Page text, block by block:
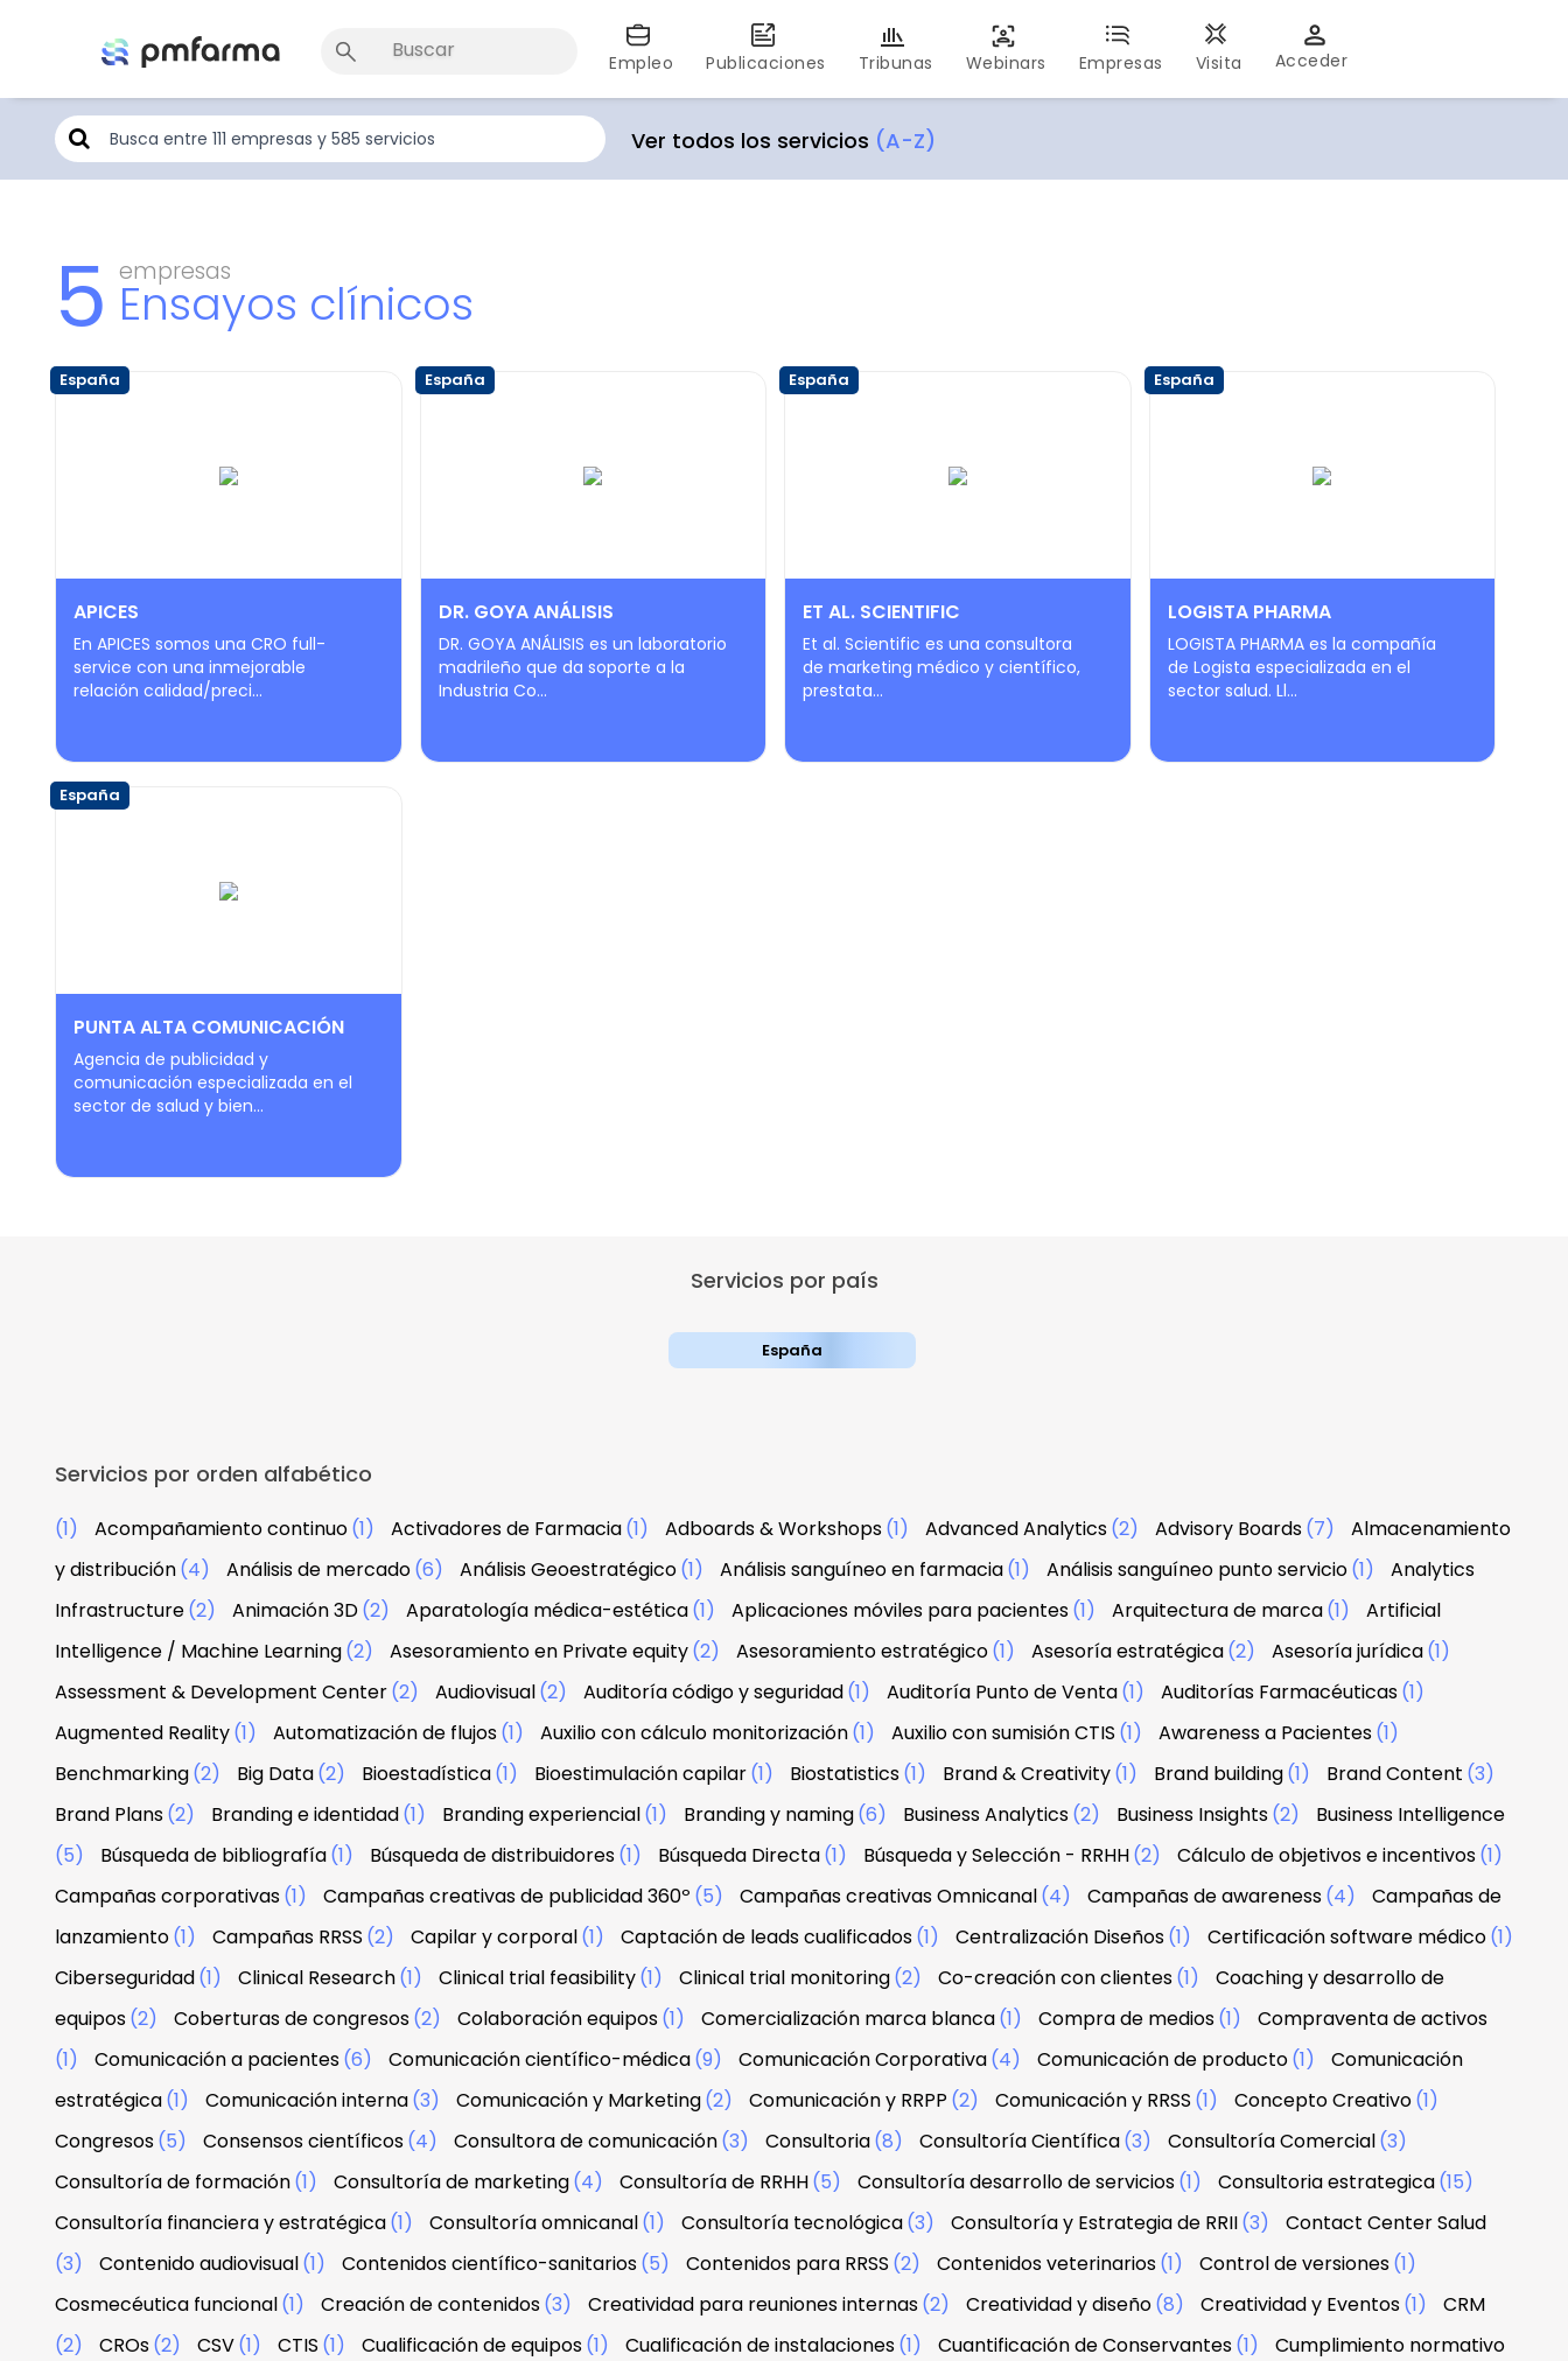
Empleo Publicaciones Tribunas Webinars Empresas Visita Acceder
Ver todos los servicios (A-Z)
5 empresas
Ensayos clínicos
España
APICES
En APICES somos una CRO full-
service con una inmejorable
relación calidad/preci...
España
DR. GOYA ANÁLISIS
DR. GOYA ANÁLISIS es un laboratorio
madrileño que da soporte a la
Industria Co...
España
ET AL. SCIENTIFIC
Et al. Scientific es una consultora
de marketing médico y científico,
prestata...
España
LOGISTA PHARMA
LOGISTA PHARMA es la compañía
de Logista especializada en el
sector salud. Ll...
España
PUNTA ALTA COMUNICACIÓN
Agencia de publicidad y
comunicación especializada en el
sector de salud y bien...
Servicios por país
España
Servicios por orden alfabético
(1) Acompañamiento continuo(1) Activadores de Farmacia(1) Adboards & Workshops(1) Advanced Analytics(2) Advisory Boards(7)
Almacenamiento
y distribución(4) Análisis de mercado(6) Análisis Geoestratégico(1) Análisis sanguíneo en farmacia(1) Análisis sanguíneo punto servicio(1)
Analytics
Infrastructure(2) Animación 3D(2) Aparatología médica-estética(1) Aplicaciones móviles para pacientes(1) Arquitectura de marca(1)
Artificial
Intelligence / Machine Learning(2) Asesoramiento en Private equity(2) Asesoramiento estratégico(1) Asesoría estratégica(2) Asesoría jurídica(1)
Assessment & Development Center(2) Audiovisual(2) Auditoría código y seguridad(1) Auditoría Punto de Venta(1) Auditorías Farmacéuticas(1)
Augmented Reality(1) Automatización de flujos(1) Auxilio con cálculo monitorización(1) Auxilio con sumisión CTIS (1) Awareness a Pacientes(1)
Benchmarking(2) Big Data(2) Bioestadística(1) Bioestimulación capilar(1) Biostatistics(1) Brand & Creativity(1) Brand building(1) Brand Content (3)
Brand Plans(2) Branding e identidad(1) Branding experiencial(1) Branding y naming(6) Business Analytics(2) Business Insights(2)
Business Intelligence
(5)
Búsqueda de bibliografía(1) Búsqueda de distribuidores(1) Búsqueda Directa(1) Búsqueda y Selección - RRHH(2) Cálculo de objetivos e incentivos(1)
Campañas corporativas(1) Campañas creativas de publicidad 360º (5) Campañas creativas Omnicanal(4) Campañas de awareness(4)
Campañas de
lanzamiento(1) Campañas RRSS (2) Capilar y corporal(1) Captación de leads cualificados(1) Centralización Diseños(1) Certificación software médico(1)
Ciberseguridad(1) Clinical Research(1) Clinical trial feasibility(1) Clinical trial monitoring(2) Co-creación con clientes(1)
Coaching y desarrollo de
equipos(2) Coberturas de congresos(2) Colaboración equipos(1) Comercialización marca blanca(1) Compra de medios(1)
Compraventa de activos
(1)
Comunicación a pacientes(6) Comunicación científico-médica(9) Comunicación Corporativa(4) Comunicación de producto(1)
Comunicación
estratégica(1) Comunicación interna(3) Comunicación y Marketing(2) Comunicación y RRPP (2) Comunicación y RRSS (1) Concepto Creativo(1)
Congresos(5) Consensos científicos(4) Consultora de comunicación(3) Consultoria(8) Consultoría Científica(3) Consultoría Comercial(3)
Consultoría de formación(1) Consultoría de marketing(4) Consultoría de RRHH(5) Consultoría desarrollo de servicios(1) Consultoria estrategica(15)
Consultoría financiera y estratégica(1) Consultoría omnicanal(1) Consultoría tecnológica(3) Consultoría y Estrategia de RRII(3)
Contact Center Salud
(3)
Contenido audiovisual(1) Contenidos científico-sanitarios(5) Contenidos para RRSS (2) Contenidos veterinarios(1) Control de versiones(1)
Cosmecéutica funcional(1) Creación de contenidos(3) Creatividad para reuniones internas(2) Creatividad y diseño(8) Creatividad y Eventos(1)
CRM
(2)
CROs(2) CSV(1) CTIS (1) Cualificación de equipos(1) Cualificación de instalaciones(1) Cuantificación de Conservantes(1)
Cumplimiento normativo